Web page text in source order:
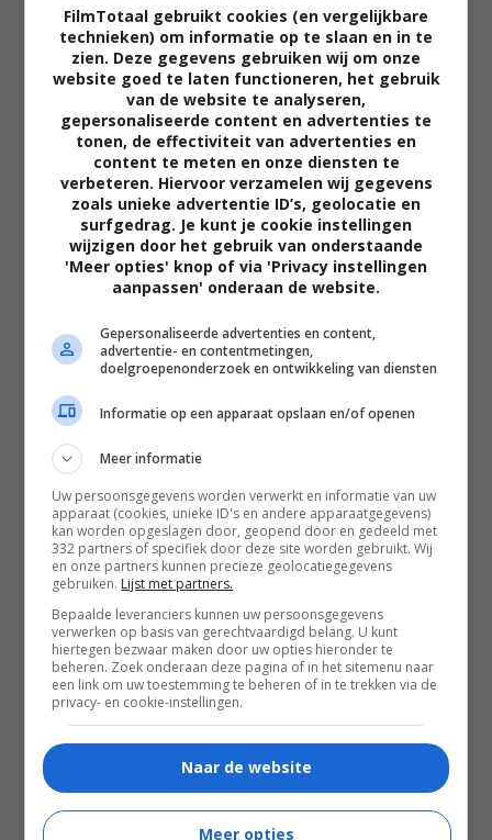
The Mongoose
01:49
It Ends
FilmTotaal gebruikt cookies (en vergelijkbare
technieken) om informatie op te slaan en in te
zien. Deze gegevens gebruiken wij om onze
website goed te laten functioneren, het gebruik
van de website te analyseren,
gepersonaliseerde content en advertenties te
tonen, de effectiviteit van advertenties en
content te meten en onze diensten te
verbeteren. Hiervoor verzamelen wij gegevens
zoals unieke advertentie ID’s, geolocatie en
surfgedrag. Je kunt je cookie instellingen
wijzigen door het gebruik van onderstaande
'Meer opties' knop of via 'Privacy instellingen
aanpassen' onderaan de website.
Gepersonaliseerde advertenties en content,
advertentie- en contentmetingen,
doelgroepenonderzoek en ontwikkeling van diensten
Informatie op een apparaat opslaan en/of openen
Meer informatie
Uw persoonsgegevens worden verwerkt en informatie van uw
apparaat (cookies, unieke ID's en andere apparaatgegevens)
kan worden opgeslagen door, geopend door en gedeeld met
332 partners of specifiek door deze site worden gebruikt. Wij
en onze partners kunnen precieze geolocatiegegevens
gebruiken. Lijst met partners.
Bepaalde leveranciers kunnen uw persoonsgegevens
verwerken op basis van gerechtvaardigd belang. U kunt
hiertegen bezwaar maken door uw opties hieronder te
beheren. Zoek onderaan deze pagina of in het sitemenu naar
een link om uw toestemming te beheren of in te trekken via de
privacy- en cookie-instellingen.
Naar de website
Meer opties